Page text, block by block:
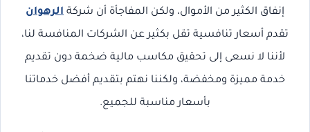
إنفاق الكثير من الأموال، ولكن المفاجأة أن شركة الرهوان
تقدم أسعار تنافسية تقل بكثير عن الشركات المنافسة لنا،
لأننا لا نسعى إلى تحقيق مكاسب مالية ضخمة دون تقديم
خدمة مميزة ومخفضة، ولكننا نهتم بتقديم أفضل خدماتنا
بأسعار مناسبة للجميع.